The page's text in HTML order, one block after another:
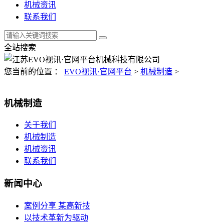
机械资讯
联系我们
全站搜索
您当前的位置 ： EVO视讯·官网平台 > 机械制造 >
机械制造
关于我们
机械制造
机械资讯
联系我们
新闻中心
案例分享 某高新技
以技术革新为驱动